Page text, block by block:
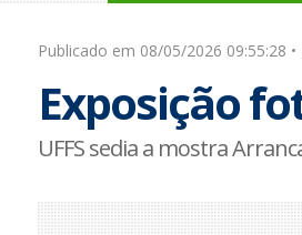
Publicado em 08/05/2026 09:55:28
Exposição
UFFS sedia a mostra